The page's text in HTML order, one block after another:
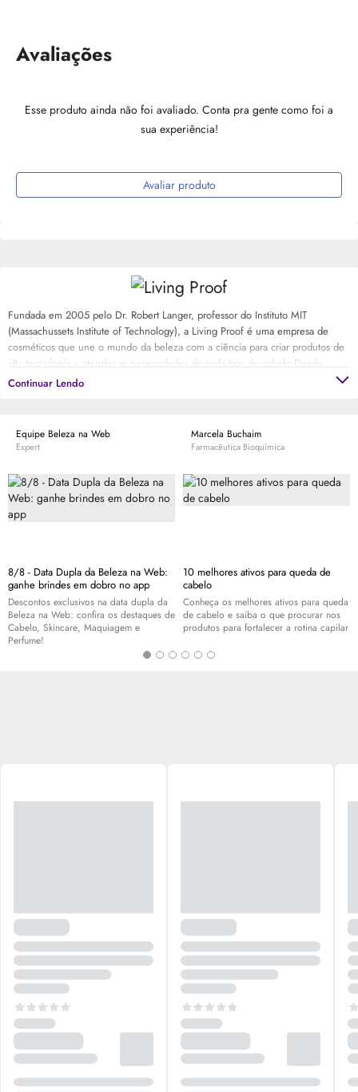
Avaliações
Esse produto ainda não foi avaliado. Conta pra gente como foi a
sua experiência!
Avaliar produto
Fundada em 2005 pelo Dr. Robert Langer, professor do Instituto MIT
(Massachussets Institute of Technology), a Living Proof é uma empresa de
cosméticos que une o mundo da beleza com a ciência para criar produtos de
alta tecnologia e atender as necessidades de cada tipo de cabelo Desde
2012, a Living Proof tem como sócia e porta-voz, a atriz Jennifer Aniston,
Continuar Lendo
Equipe Beleza na Web
Expert
8/8 - Data Dupla da Beleza na Web:
ganhe brindes em dobro no app
Descontos exclusivos na data dupla da
Beleza na Web: confira os destaques de
Cabelo, Skincare, Maquiagem e
Perfume!
Marcela Buchaim
Farmacêutica Bioquímica
10 melhores ativos para queda de
cabelo
Conheça os melhores ativos para queda
de cabelo e saiba o que procurar nos
produtos para fortalecer a rotina capilar